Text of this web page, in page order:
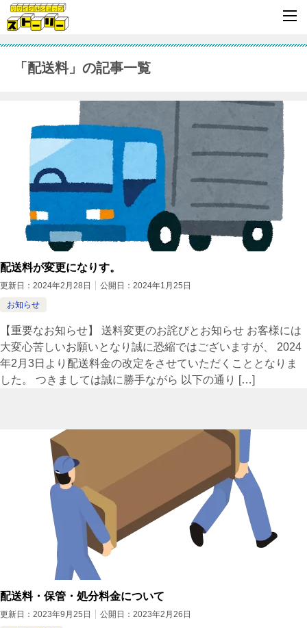
「配送料」の記事一覧
配送料が変更になりす。
更新日： 2024年2月28日 公開日： 2024年1月25日
お知らせ
【重要なお知らせ】 送料変更のお詫びとお知らせ お客様には
大変心苦しいお願いとなり誠に恐縮ではございますが、 2024
年2月3日より配送料金の改定をさせていただくこととなりま
した。 つきましては誠に勝手ながら 以下の通り […]
配送料・保管・処分料金について
更新日： 2023年9月25日 公開日： 2023年2月26日